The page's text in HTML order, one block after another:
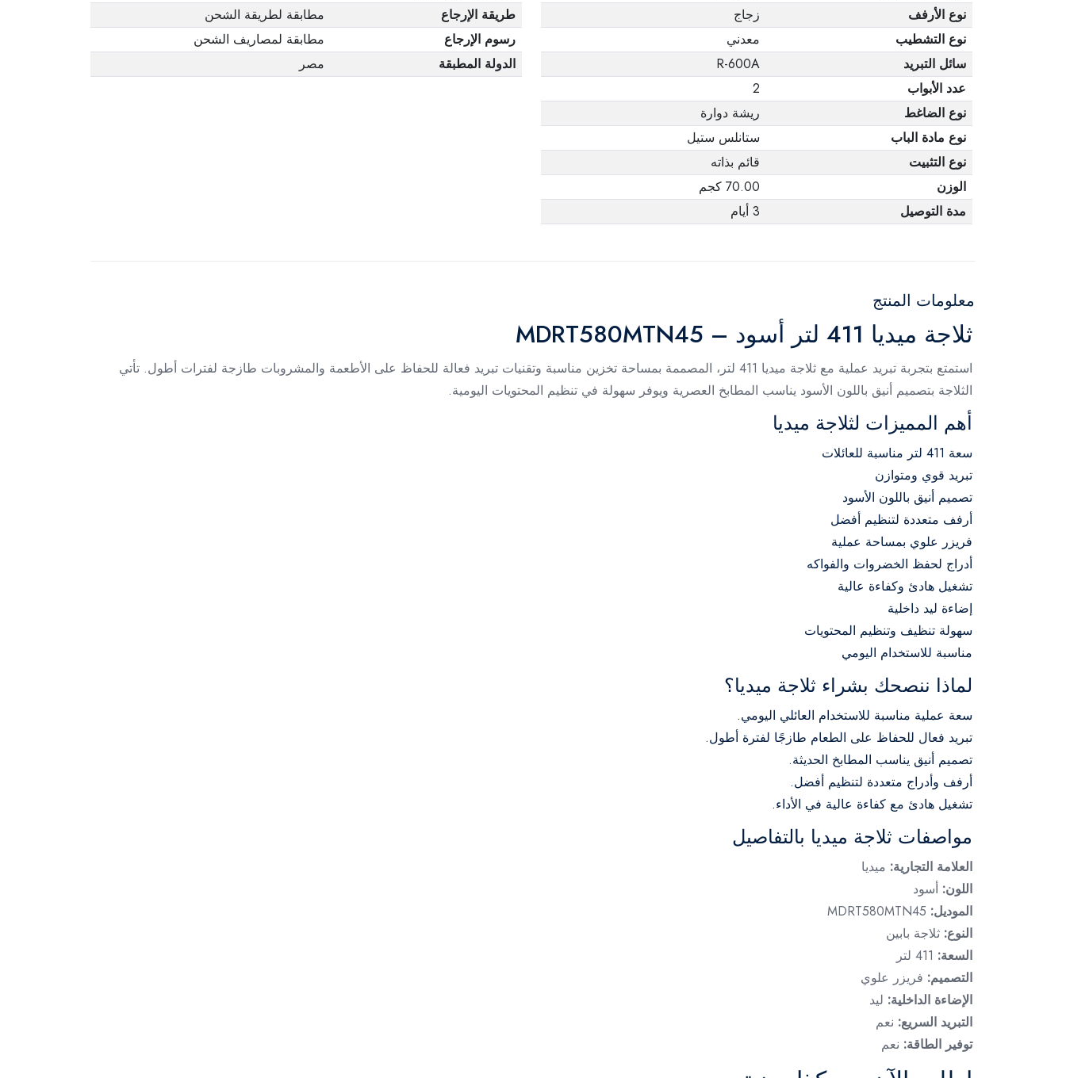
وأن المنتج في عبوته
الأصلية. لاحظ أنه لا
يمكن إرجاع المنتجات
الإلكترونية في حالة
نوع الأرفف
زجاج
نوع التشطيب
معدني
سائل التبريد
R-600A
عدد الأبواب
2
نوع الضاغط
ريشة دوارة
نوع مادة الباب
ستانلس ستيل
نوع التثبيت
قائم بذاته
الوزن
70.00 كجم
مدة التوصيل
3 أيام
طريقة الإرجاع
مطابقة لطريقة الشحن
رسوم الإرجاع
مطابقة لمصاريف الشحن
الدولة المطبقة
مصر
معلومات المنتج
ثلاجة ميديا 411 لتر أسود – MDRT580MTN45
استمتع بتجربة تبريد عملية مع ثلاجة ميديا 411 لتر، المصممة بمساحة تخزين مناسبة وتقنيات تبريد فعالة للحفاظ على الأطعمة والمشروبات طازجة لفترات أطول. تأتي
الثلاجة بتصميم أنيق باللون الأسود يناسب المطابخ العصرية ويوفر سهولة في تنظيم المحتويات اليومية.
أهم المميزات لثلاجة ميديا
سعة 411 لتر مناسبة للعائلات
تبريد قوي ومتوازن
تصميم أنيق باللون الأسود
أرفف متعددة لتنظيم أفضل
فريزر علوي بمساحة عملية
أدراج لحفظ الخضروات والفواكه
تشغيل هادئ وكفاءة عالية
إضاءة ليد داخلية
سهولة تنظيف وتنظيم المحتويات
مناسبة للاستخدام اليومي
لماذا ننصحك بشراء ثلاجة ميديا؟
سعة عملية مناسبة للاستخدام العائلي اليومي.
تبريد فعال للحفاظ على الطعام طازجًا لفترة أطول.
تصميم أنيق يناسب المطابخ الحديثة.
أرفف وأدراج متعددة لتنظيم أفضل.
تشغيل هادئ مع كفاءة عالية في الأداء.
مواصفات ثلاجة ميديا بالتفاصيل
العلامة التجارية: ميديا
اللون: أسود
الموديل:
النوع: ثلاجة بابين
السعة:
التصميم: فريزر علوي
الإضاءة الداخلية: ليد
التبريد السريع: نعم
توفير الطاقة: نعم